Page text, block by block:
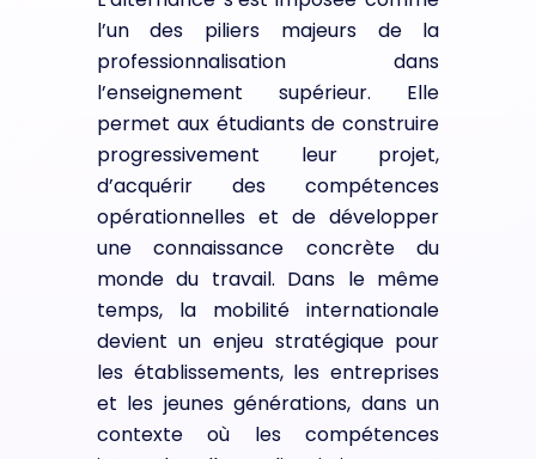
l’un des piliers majeurs de la
professionnalisation dans
l’enseignement supérieur. Elle
permet aux étudiants de construire
progressivement leur projet,
d’acquérir des compétences
opérationnelles et de développer
une connaissance concrète du
monde du travail. Dans le même
temps, la mobilité internationale
devient un enjeu stratégique pour
les établissements, les entreprises
et les jeunes générations, dans un
contexte où les compétences